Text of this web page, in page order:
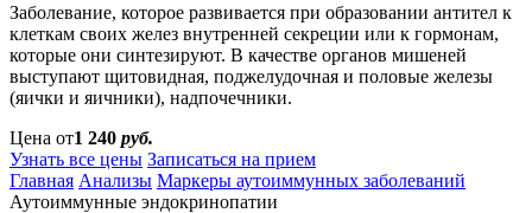
Заболевание, которое развивается при образовании антител к
клеткам своих желез внутренней секреции или к гормонам,
которые они синтезируют. В качестве органов мишеней
выступают щитовидная, поджелудочная и половые железы
(яички и яичники), надпочечники.
Цена от1 240 руб.
Узнать все цены Записаться на прием
Главная Анализы Маркеры аутоиммунных заболеваний
Аутоиммунные эндокринопатии